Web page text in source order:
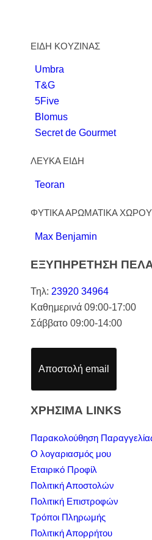
ΕΙΔΗ ΚΟΥΖΙΝΑΣ
Umbra
T&G
5Five
Blomus
Secret de Gourmet
ΛΕΥΚΑ ΕΙΔΗ
Teoran
ΦΥΤΙΚΑ ΑΡΩΜΑΤΙΚΑ ΧΩΡΟΥ
Max Benjamin
ΕΞΥΠΗΡΕΤΗΣΗ
Τηλ: 23920 34964
Καθημερινά 09:00-17:00
Σάββατο 09:00-14:00
Αποστολή email
ΧΡΗΣΙΜΑ LINKS
Παρακολούθηση
Ο λογαριασμός μου
Εταιρικό Προφίλ
Πολιτική Αποστολών
Πολιτική Επιστροφών
Τρόποι Πληρωμής
Πολιτική Απορρήτου